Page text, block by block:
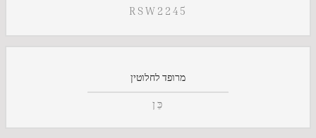
RSW2245
מרופד לחלוטין
כֵּן